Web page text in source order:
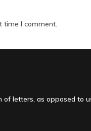
time I comment.
letters, as opposed to